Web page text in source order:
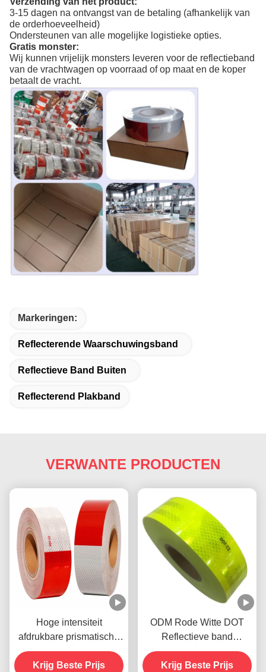
3-15 dagen na ontvangst van de betaling (afhankelijk van
de orderhoeveelheid)
Ondersteunen van alle mogelijke logistieke opties.
Gratis monster:
Wij kunnen vrijelijk monsters leveren voor de reflectieband
van de vrachtwagen op voorraad of op maat en de koper
betaalt de vracht.
Markeringen:
Reflecterende Waarschuwingsband
Reflectieve Band Buiten
Reflecterend Plakband
VERWANTE PRODUCTEN
Hoge intensiteit
afdrukbare prismatische
truck Dot-C2
reflecterende tape
Krijg Beste Prijs
ODM Rode Witte DOT
Reflectieve band
zelfklevend weerbestand
Krijg Beste Prijs